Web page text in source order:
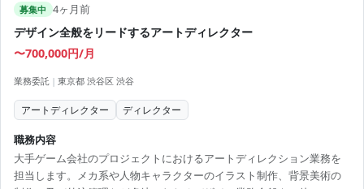
募集中 4ヶ月前
デザイン全般をリードするアートディレクター
〜700,000円/月
業務委託 | 東京都 渋谷区 渋谷
アートディレクター ディレクター
職務内容
大手ゲーム会社のプロジェクトにおけるアートディレクション業務を
担当します。メカ系や人物キャラクターのイラスト制作、背景美術の